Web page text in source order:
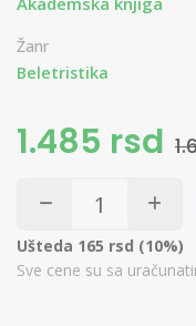
Žanr
Beletristika
1.485 rsd
Ušteda 165 rsd (10%)
Sve cene su sa